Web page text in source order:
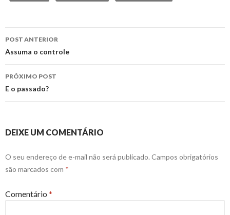
Navegação
de
posts
POST ANTERIOR
Assuma o controle
PRÓXIMO POST
E o passado?
DEIXE UM COMENTÁRIO
O seu endereço de e-mail não será publicado. Campos obrigatórios
são marcados com *
Comentário *